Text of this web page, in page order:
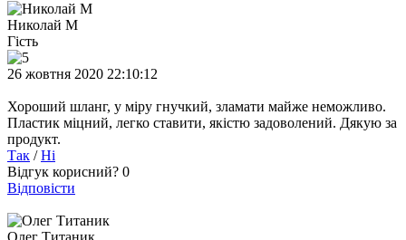
Николай М
Гість
26 жовтня 2020 22:10:12
Хороший шланг, у міру гнучкий, зламати майже неможливо.
Пластик міцний, легко ставити, якістю задоволений. Дякую за
продукт.
Так /Ні
Відгук корисний? 0
Відповісти
Олег Титаник